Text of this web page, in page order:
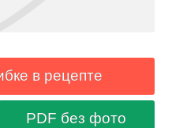
в рецепте
PDF без фото